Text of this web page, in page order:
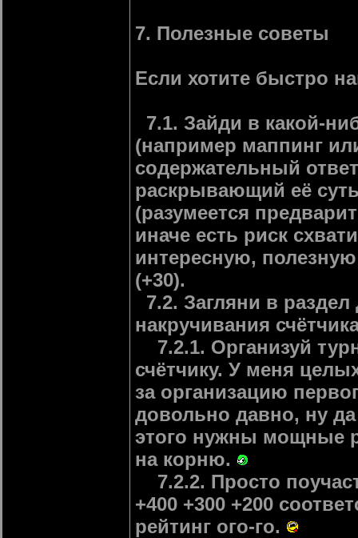
7. Полезные советы
Если хотите быстро
7.1. Зайди в какой-
(например маппинг
содержательный
раскрывающий её
(разумеется
иначе есть риск
интересную,
(+30).
7.2. Загляни в
накручивания
7.2.1. Организуй
счётчику. У меня
за организацию
довольно давно, ну
этого нужны мощные
на корню.
7.2.2. Просто
+400 +300 +200
рейтинг ого-го.